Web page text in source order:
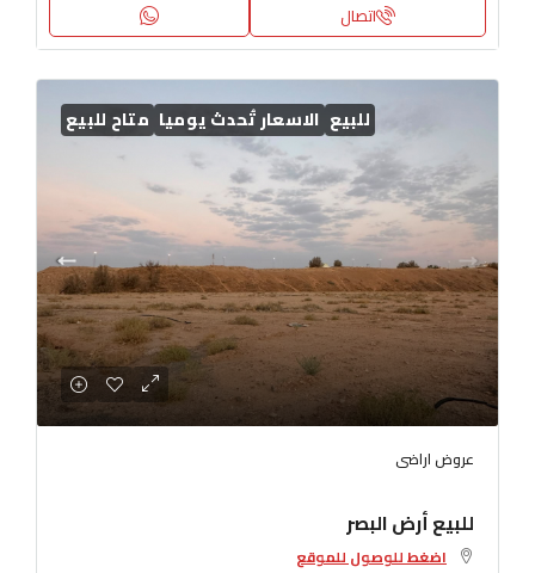
اتصال
للبيع الاسعار تُحدث يوميا متاح للبيع
عروض اراضى
للبيع أرض البصر
اضغط للوصول للموقع